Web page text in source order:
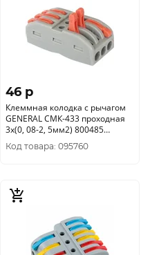
46 p
Клеммная колодка с рычагом
GENERAL СМК-433 проходная
3х(0, 08-2, 5мм2) 800485
Выводим
Код товара: 095760